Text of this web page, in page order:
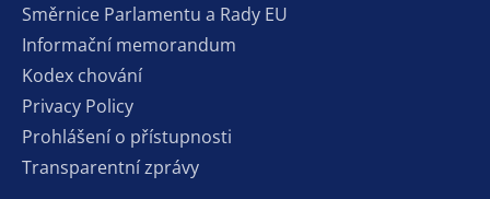
Směrnice Parlamentu a Rady EU
Informační memorandum
Kodex chování
Privacy Policy
Prohlášení o přístupnosti
Transparentní zprávy